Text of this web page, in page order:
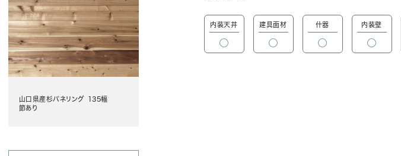
山口県産杉パネリング 135幅
節あり
内装天井 建具面材 什器 内装壁